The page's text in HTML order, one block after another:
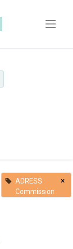
ADRESS
Commission
×